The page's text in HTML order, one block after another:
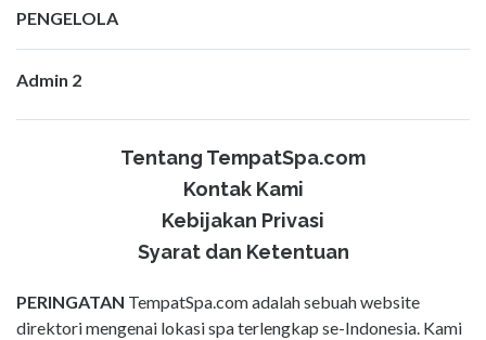
PENGELOLA
Admin 2
Tentang TempatSpa.com
Kontak Kami
Kebijakan Privasi
Syarat dan Ketentuan
PERINGATAN TempatSpa.com adalah sebuah website
direktori mengenai lokasi spa terlengkap se-Indonesia. Kami